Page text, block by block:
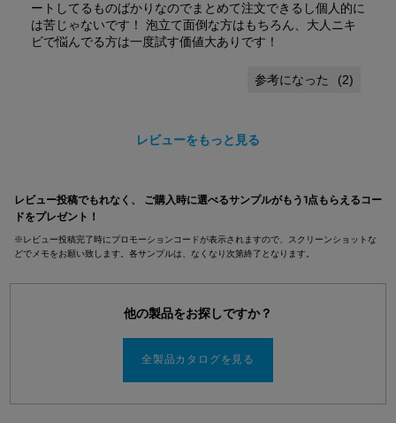
ートしてるものばかりなのでまとめて注文できるし個人的に
は苦じゃないです！ 泡立て面倒な方はもちろん、大人ニキ
ビで悩んでる方は一度試す価値大ありです！
(2)
レビューをもっと見る
pdpsections-search-by-category
レビュー投稿でもれなく、 ご購入時に選べるサンプルがもう1点もらえるコー
ドをプレゼント！
※レビュー投稿完了時にプロモーションコードが表示されますので、スクリーンショットな
どでメモをお願い致します。各サンプルは、なくなり次第終了となります。
他の製品をお探しですか？
全製品カタログを見る